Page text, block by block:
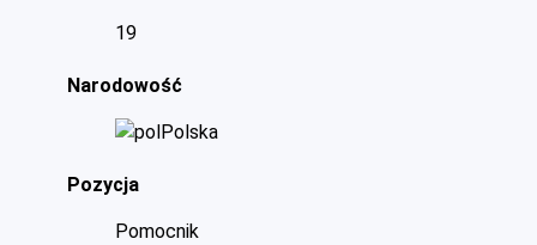
19
Narodowość
Polska
Pozycja
Pomocnik